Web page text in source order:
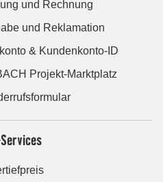
und Rechnung
und Reklamation
& Kundenkonto-ID
Projekt-Marktplatz